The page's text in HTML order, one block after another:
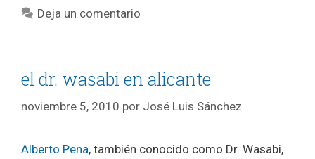
Deja un comentario
el dr. wasabi en alicante
noviembre 5, 2010 por José Luis Sánchez
Alberto Pena, también conocido como Dr. Wasabi,